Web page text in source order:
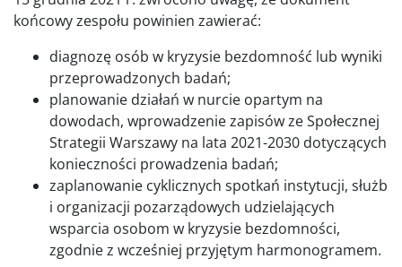
końcowy zespołu powinien zawierać:
diagnozę osób w kryzysie bezdomność lub wyniki
przeprowadzonych badań;
planowanie działań w nurcie opartym na
dowodach, wprowadzenie zapisów ze Społecznej
Strategii Warszawy na lata 2021-2030 dotyczących
konieczności prowadzenia badań;
zaplanowanie cyklicznych spotkań instytucji, służb
i organizacji pozarządowych udzielających
wsparcia osobom w kryzysie bezdomności,
zgodnie z wcześniej przyjętym harmonogramem.